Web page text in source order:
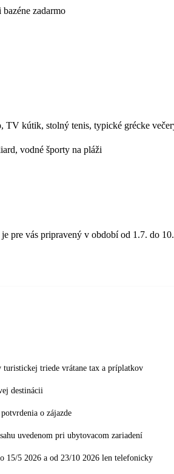
zadarmo
TV kútik, stolný tenis, typické grécke
vodné športy na pláži
pre vás pripravený v období od 1.7. do
turistickej triede vrátane tax a príplatkov
destinácii
o zájazde
uvedenom pri ubytovacom zariadení
15/5 2026 a od 23/10 2026 len telefonicky